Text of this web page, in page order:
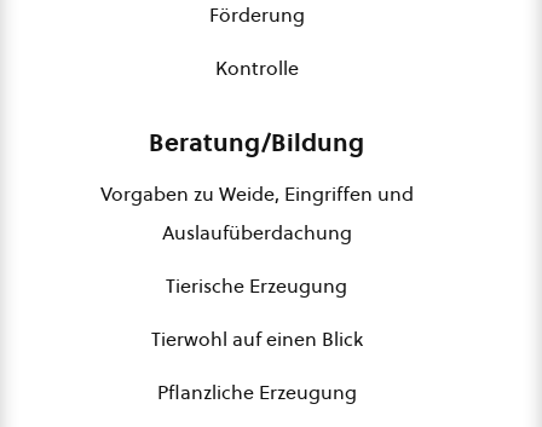
Förderung
Kontrolle
Beratung/Bildung
Vorgaben zu Weide, Eingriffen und
Auslaufüberdachung
Tierische Erzeugung
Tierwohl auf einen Blick
Pflanzliche Erzeugung